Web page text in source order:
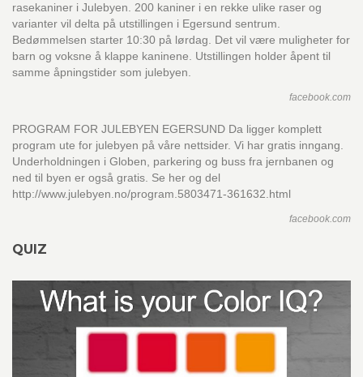
rasekaniner i Julebyen. 200 kaniner i en rekke ulike raser og
varianter vil delta på utstillingen i Egersund sentrum.
Bedømmelsen starter 10:30 på lørdag. Det vil være muligheter for
barn og voksne å klappe kaninene. Utstillingen holder åpent til
samme åpningstider som julebyen.
facebook.com
PROGRAM FOR JULEBYEN EGERSUND Da ligger komplett
program ute for julebyen på våre nettsider. Vi har gratis inngang.
Underholdningen i Globen, parkering og buss fra jernbanen og
ned til byen er også gratis. Se her og del
http://www.julebyen.no/program.5803471-361632.html
facebook.com
QUIZ